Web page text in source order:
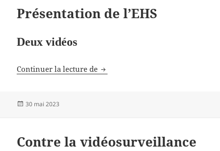
Présentation de l’EHS
Deux vidéos
Continuer la lecture de Présentation de l’EHS
Publié
30 mai 2023
Contre la vidéosurveillance